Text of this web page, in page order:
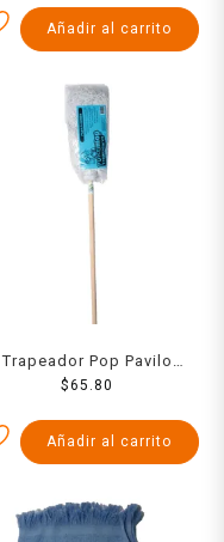
Añadir al carrito
Trapeador Pop Pavilo
Jumbo
$65.80
Añadir al carrito